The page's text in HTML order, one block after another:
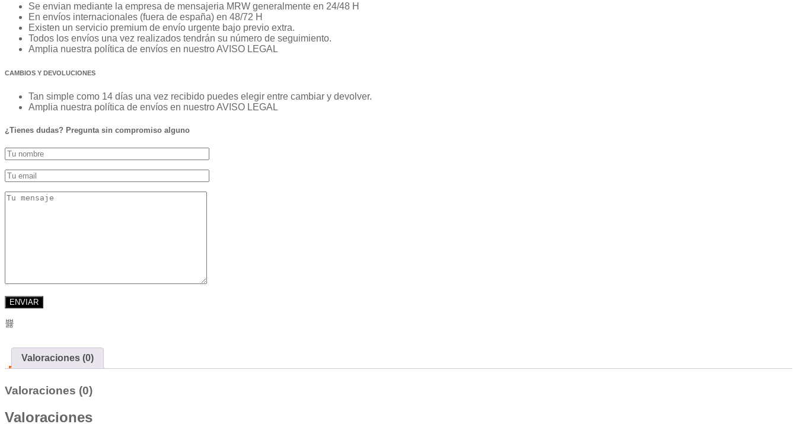
Se envian mediante la empresa de mensajeria MRW generalmente en 24/48 H
En envíos internacionales (fuera de españa) en 48/72 H
Existen un servicio premium de envío urgente bajo previo extra.
Todos los envíos una vez realizados tendrán su número de seguimiento.
Amplia nuestra política de envíos en nuestro AVISO LEGAL
CAMBIOS Y DEVOLUCIONES
Tan simple como 14 días una vez recibido puedes elegir entre cambiar y devolver.
Amplia nuestra política de envíos en nuestro AVISO LEGAL
¿Tienes dudas? Pregunta sin compromiso alguno
Valoraciones (0)
Valoraciones (0)
Valoraciones